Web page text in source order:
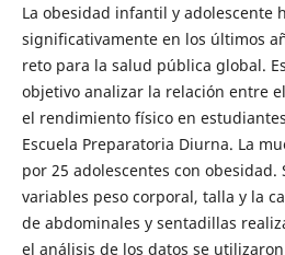
La obesidad infantil y adolescente
significativamente en los últimos
reto para la salud pública global.
objetivo analizar la relación entre
el rendimiento físico en
Escuela Preparatoria Diurna. La
por 25 adolescentes con obesidad.
variables peso corporal, talla y la
de abdominales y sentadillas
el análisis de los datos se